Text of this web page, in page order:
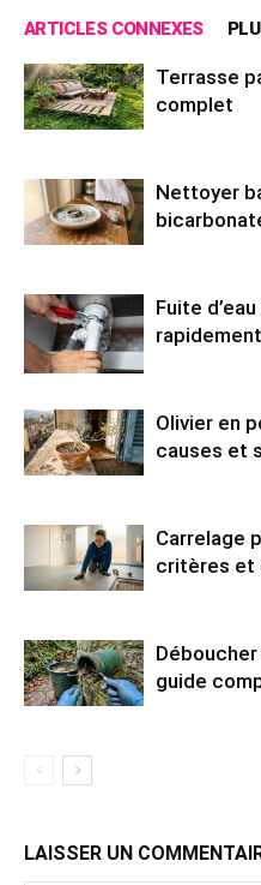
ARTICLES CONNEXES
Terrasse
complet
Nettoyer
Fuite
Olivier en
causes et
Carrelage
critères et
guide
LAISSER UN